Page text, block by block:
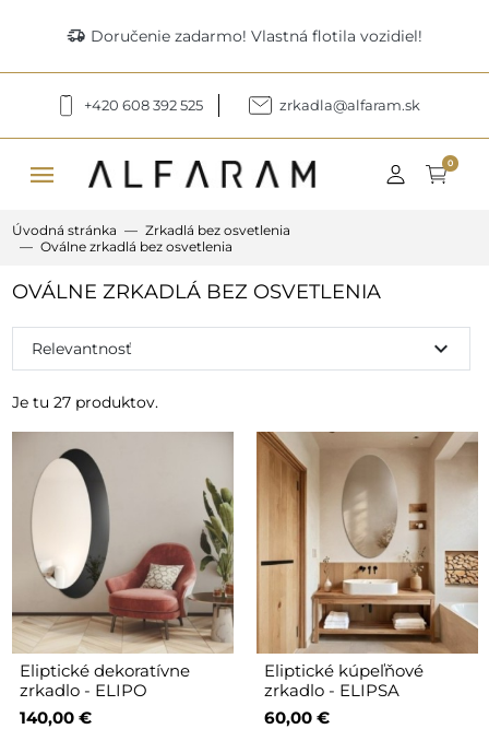
delivery_truck_speed Doručenie zadarmo! Vlastná flotila vozidiel!
+420 608 392 525 zrkadla@alfaram.sk
menu 0
Úvodná stránka
Zrkadlá bez osvetlenia
Oválne zrkadlá bez osvetlenia
OVÁLNE ZRKADLÁ BEZ OSVETLENIA
Je tu 27 produktov.
Relevantnosť expand_more
Eliptické dekoratívne
zrkadlo - ELIPO
140,00 €
Eliptické kúpeľňové
zrkadlo - ELIPSA
60,00 €